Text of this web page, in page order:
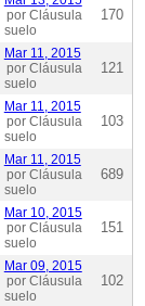
por Cláusula
suelo
170
Mar 11, 2015
por Cláusula
suelo
121
Mar 11, 2015
por Cláusula
suelo
103
Mar 11, 2015
por Cláusula
suelo
689
Mar 10, 2015
por Cláusula
suelo
151
Mar 09, 2015
por Cláusula
suelo
102